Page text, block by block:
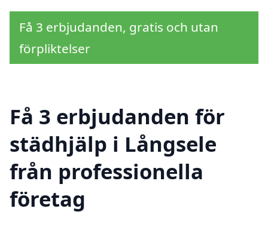
Få 3 erbjudanden, gratis och utan
förpliktelser
Få 3 erbjudanden för
städhjälp i Långsele
från professionella
företag